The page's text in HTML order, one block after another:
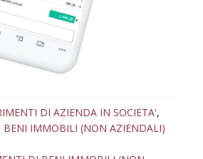
DI AZIENDA IN SOCIETA',
BENI IMMOBILI (NON AZIENDALI)